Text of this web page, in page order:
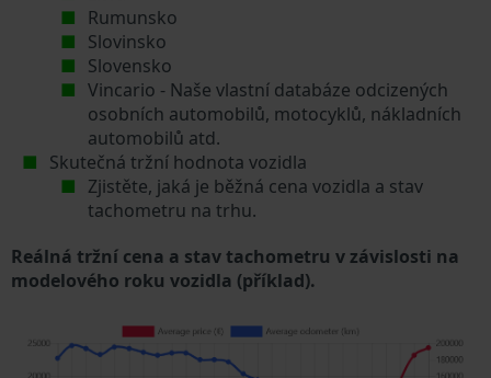
Rumunsko
Slovinsko
Slovensko
Vincario - Naše vlastní databáze odcizených
osobních automobilů, motocyklů, nákladních
automobilů atd.
Skutečná tržní hodnota vozidla
Zjistěte, jaká je běžná cena vozidla a stav
tachometru na trhu.
Reálná tržní cena a stav tachometru v závislosti na
modelového roku vozidla (příklad).